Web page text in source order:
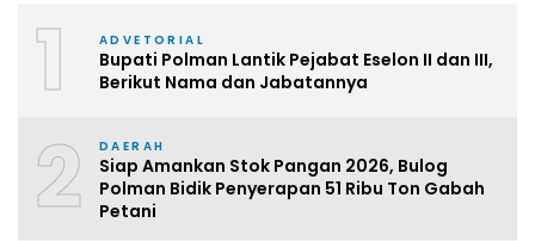
1 ADVETORIAL
Bupati Polman Lantik Pejabat Eselon II dan III,
Berikut Nama dan Jabatannya
2 DAERAH
Siap Amankan Stok Pangan 2026, Bulog
Polman Bidik Penyerapan 51 Ribu Ton Gabah
Petani